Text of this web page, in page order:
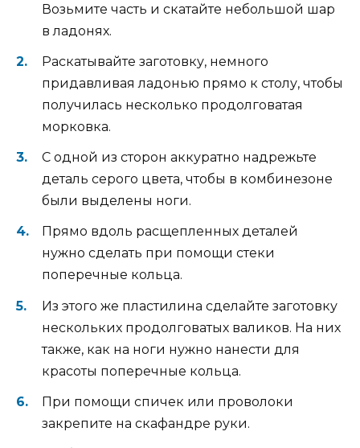
Возьмите часть и скатайте небольшой шар
в ладонях.
Раскатывайте заготовку, немного
придавливая ладонью прямо к столу, чтобы
получилась несколько продолговатая
морковка.
С одной из сторон аккуратно надрежьте
деталь серого цвета, чтобы в комбинезоне
были выделены ноги.
Прямо вдоль расщепленных деталей
нужно сделать при помощи стеки
поперечные кольца.
Из этого же пластилина сделайте заготовку
нескольких продолговатых валиков. На них
также, как на ноги нужно нанести для
красоты поперечные кольца.
При помощи спичек или проволоки
закрепите на скафандре руки.